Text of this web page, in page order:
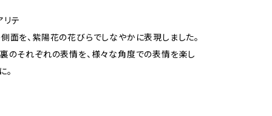
テ
面を、紫陽花の花びらでしなやかに表現しました。
のそれぞれの表情を、様々な角度での表情を楽し
。